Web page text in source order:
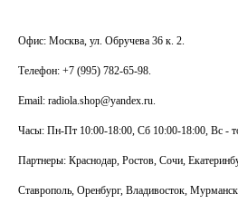
Офис: Москва, ул. Обручева 36 к. 2.
Телефон: +7 (995) 782-65-98.
Email: radiola.shop@yandex.ru.
Часы: Пн-Пт 10:00-18:00, Сб 10:00-18:00, Вс -
Партнеры: Краснодар, Ростов, Сочи,
Ставрополь, Оренбург, Владивосток,